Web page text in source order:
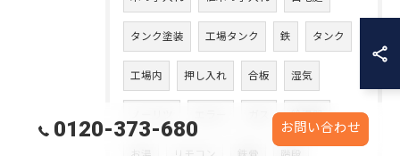
タンク塗装 工場タンク 鉄 タンク
工場内 押し入れ 合板 湿気
給湯器
0120-373-680 お問い合わせ